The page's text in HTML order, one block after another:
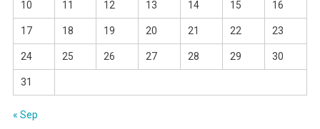
10 11 12 13 14 15 16
17 18 19 20 21 22 23
24 25 26 27 28 29 30
31
« Sep